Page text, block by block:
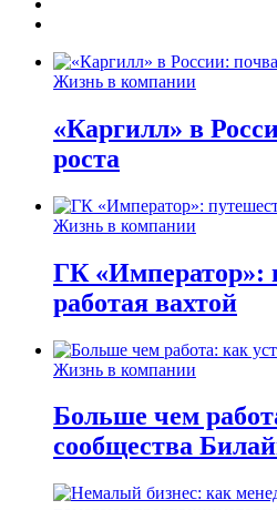
Жизнь в компании
«Каргилл» в
роста
Жизнь в компании
ГК «Император»:
работая вахтой
Жизнь в компании
Больше чем
сообщества